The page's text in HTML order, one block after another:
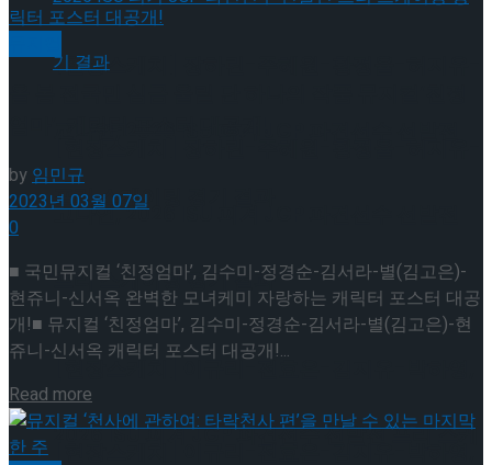
[현장스케치] 장하린-주혜원-황정율-허지유-
프리 스케이팅 경기 결과
2026 ISU 피겨 JGP 파견선수 선발전 프리 스케
고나연, 2026 ISU 피겨 JGP 파견선수 선발전
프리 스케이팅 경기 결과
by임민규
2023년 03월 07일
0
■ 국민뮤지컬 ‘친정엄마’, 김수미-정경순-김서라-별(김고은)-
현쥬니-신서옥 완벽한 모녀케미 자랑하는 캐릭터 포스터 대공
개!■ 뮤지컬 ‘친정엄마’, 김수미-정경순-김서라-별(김고은)-현
쥬니-신서옥 캐릭터 포스터 대공개!...
Read more